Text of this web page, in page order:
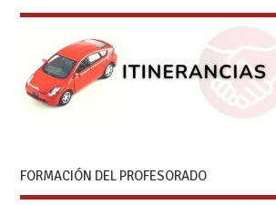
FORMACIÓN DEL PROFESORADO